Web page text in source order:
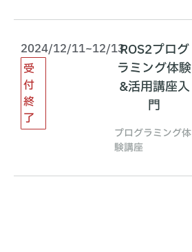
2024/12/11~12/13
受
付
終
了
ROS2プログ
ラミング体験
&活用講座入
門
プログラミング体
験講座